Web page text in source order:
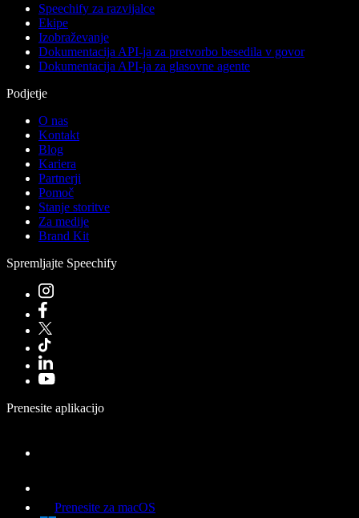
Speechify za razvijalce
Ekipe
Izobraževanje
Dokumentacija API-ja za pretvorbo besedila v govor
Dokumentacija API-ja za glasovne agente
Podjetje
O nas
Kontakt
Blog
Kariera
Partnerji
Pomoč
Stanje storitve
Za medije
Brand Kit
Spremljajte Speechify
Prenesite aplikacijo
Prenesite za macOS